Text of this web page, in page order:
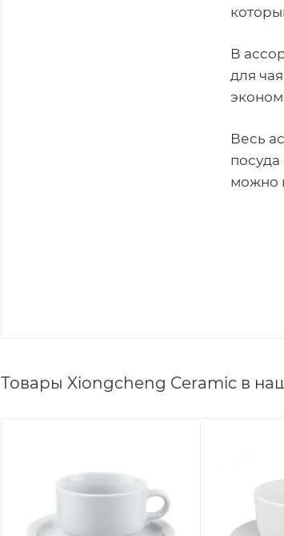
В
для
Весь
можно
Товары Xiongcheng Ceramic в